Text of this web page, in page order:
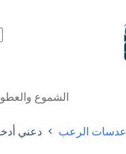
الشموع
عدسات الرعب دعني